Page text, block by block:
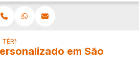
PERSONALIZADO EM SÃO PAULO
em São